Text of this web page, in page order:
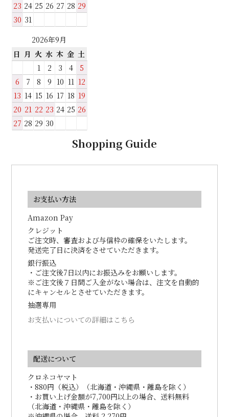
23 24 25 26 27 28 29
30 31
2026年9月
日 月 火 水 木 金 土
1
2 3 4
5
6
7 8 9 10 11 12
13 14 15 16 17 18 19
20 21 22 23 24 25 26
27 28 29 30
Shopping Guide
お支払い方法
Amazon Pay
クレジット
ご注文時、審査および与信枠の確保をいたします。
発送完了日に決済をさせていただきます。
銀行振込
・ご注文後7日以内にお振込みをお願いします。
※ご注文後７日間ご入金がない場合は、注文を自動的
にキャンセルとさせていただきます。
抽選専用
お支払いについての詳細はこちら
配送について
クロネコヤマト
・880円（税込）（北海道・沖縄県・離島を除く）
・お買い上げ金額が7,700円以上の場合、送料無料
（北海道・沖縄県・離島を除く）